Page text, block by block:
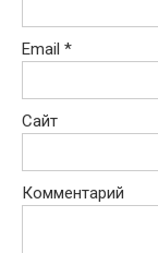
Email *
Сайт
Комментарий